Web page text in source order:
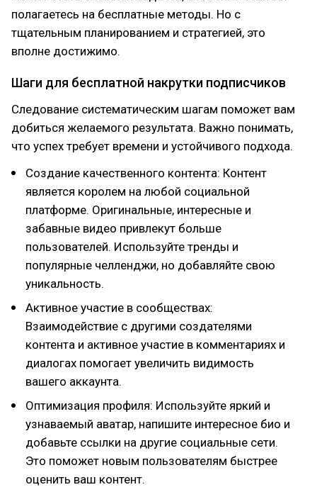
полагаетесь на бесплатные методы. Но с
тщательным планированием и стратегией, это
вполне достижимо.
Шаги для бесплатной накрутки подписчиков
Следование систематическим шагам поможет вам
добиться желаемого результата. Важно понимать,
что успех требует времени и устойчивого подхода.
Создание качественного контента: Контент
является королем на любой социальной
платформе. Оригинальные, интересные и
забавные видео привлекут больше
пользователей. Используйте тренды и
популярные челленджи, но добавляйте свою
уникальность.
Активное участие в сообществах:
Взаимодействие с другими создателями
контента и активное участие в комментариях и
диалогах помогает увеличить видимость
вашего аккаунта.
Оптимизация профиля: Используйте яркий и
узнаваемый аватар, напишите интересное био и
добавьте ссылки на другие социальные сети.
Это поможет новым пользователям быстрее
оценить ваш контент.